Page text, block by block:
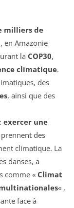
milliers de
, en Amazonie
la COP30,
climatique.
des
, ainsi que des
exercer une
des
climatique. La
danses, a
comme « Climat
« ,
face à